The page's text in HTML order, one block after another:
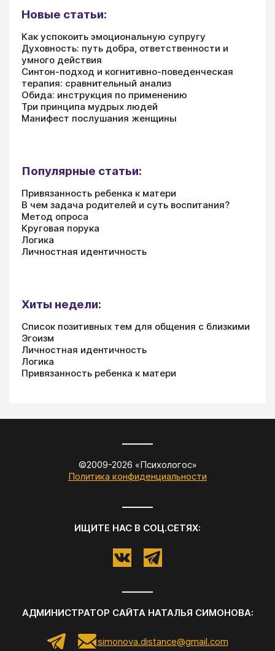
Новые статьи:
Как успокоить эмоциональную супругу
Духовность: путь добра, ответственности и
умного действия
Синтон-подход и когнитивно-поведенческая
терапия: сравнительный анализ
Обида: инструкция по применению
Три принципа мудрых людей
Манифест послушания женщины
Популярные статьи:
Привязанность ребенка к матери
В чем задача родителей и суть воспитания?
Метод опроса
Круговая порука
Логика
Личностная идентичность
Хиты недели:
Список позитивных тем для общения с близкими
Эгоизм
Личностная идентичность
Логика
Привязанность ребенка к матери
©2009-2026 «Психологос»
Политика конфиденциальности
ИЩИТЕ НАС В СОЦ.СЕТЯХ:
АДМИНИСТРАТОР САЙТА НАТАЛЬЯ СИМОНОВА:
simonova.distance@gmail.com